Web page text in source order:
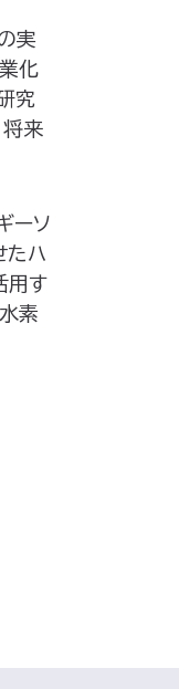
実
化
究
将来
ーソ
たハ
用す
素